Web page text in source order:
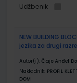
Udžbenik
NEW BUILDING
jezika za drugi
Autor(i): Čajo Anđel
Nakladnik: PROFIL
DOM